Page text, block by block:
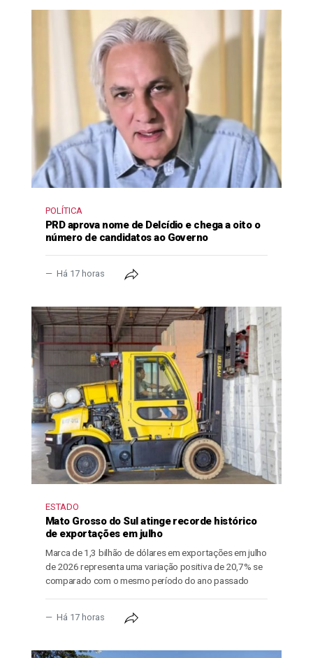
POLÍTICA
PRD aprova nome de Delcídio e chega a oito o
número de candidatos ao Governo
Há 17 horas
ESTADO
Mato Grosso do Sul atinge recorde histórico
de exportações em julho
Marca de 1,3 bilhão de dólares em exportações em julho
de 2026 representa uma variação positiva de 20,7% se
comparado com o mesmo período do ano passado
Há 17 horas